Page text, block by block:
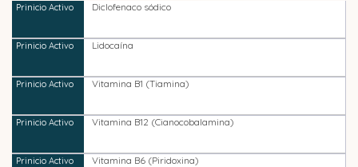
Diclofenaco sódico
Lidocaína
Vitamina B1 (Tiamina)
Vitamina B12 (Cianocobalamina)
Vitamina B6 (Piridoxina)